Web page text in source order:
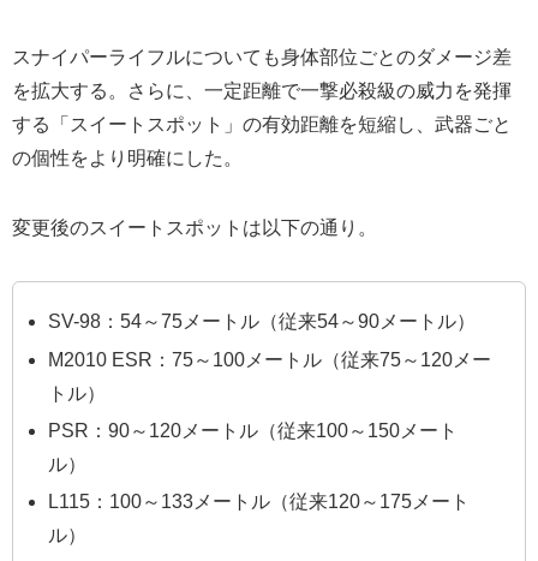
スナイパーライフルについても身体部位ごとのダメージ差
を拡大する。さらに、一定距離で一撃必殺級の威力を発揮
する「スイートスポット」の有効距離を短縮し、武器ごと
の個性をより明確にした。
変更後のスイートスポットは以下の通り。
SV-98：54～75メートル（従来54～90メートル）
M2010 ESR：75～100メートル（従来75～120メー
トル）
PSR：90～120メートル（従来100～150メート
ル）
L115：100～133メートル（従来120～175メート
ル）